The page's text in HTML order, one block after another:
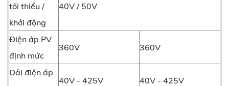
tối thiểu /
khởi động
40V / 50V
Điện áp PV
định mức
360V 360V
Dải điện áp
40V - 425V 40V - 425V